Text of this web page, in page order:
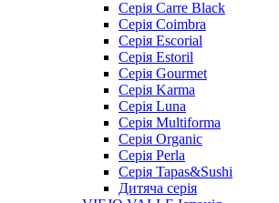
Серія Carre Black
Серія Coimbra
Серія Escorial
Серія Estoril
Серія Gourmet
Серія Karma
Серія Luna
Серія Multiforma
Серія Organic
Серія Perla
Серія Tapas&Sushi
Дитяча серія